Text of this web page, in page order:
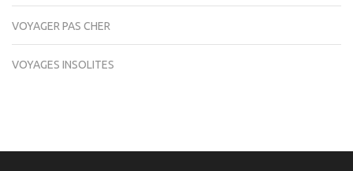
VOYAGER PAS CHER
VOYAGES INSOLITES